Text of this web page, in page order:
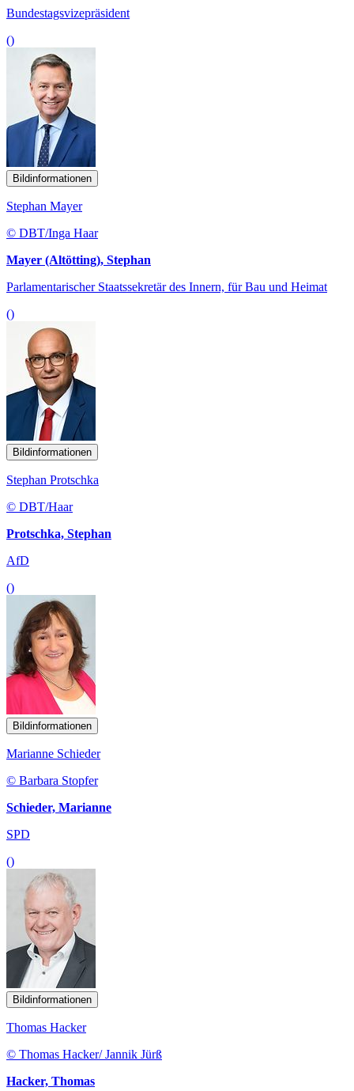
Bundestagsvizepräsident
()
Bildinformationen
Stephan Mayer
© DBT/Inga Haar
Mayer (Altötting), Stephan
Parlamentarischer Staatssekretär des Innern, für Bau und Heimat
()
Bildinformationen
Stephan Protschka
© DBT/Haar
Protschka, Stephan
AfD
()
Bildinformationen
Marianne Schieder
© Barbara Stopfer
Schieder, Marianne
SPD
()
Bildinformationen
Thomas Hacker
© Thomas Hacker/ Jannik Jürß
Hacker, Thomas